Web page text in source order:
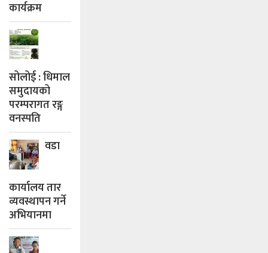
कार्यक्रम
सोलोई : धिमाल
समुदायको
परम्परागत रङ्ग
वनस्पति
वडा
कार्यालय तार
व्यवस्थापन गर्ने
अभियानमा